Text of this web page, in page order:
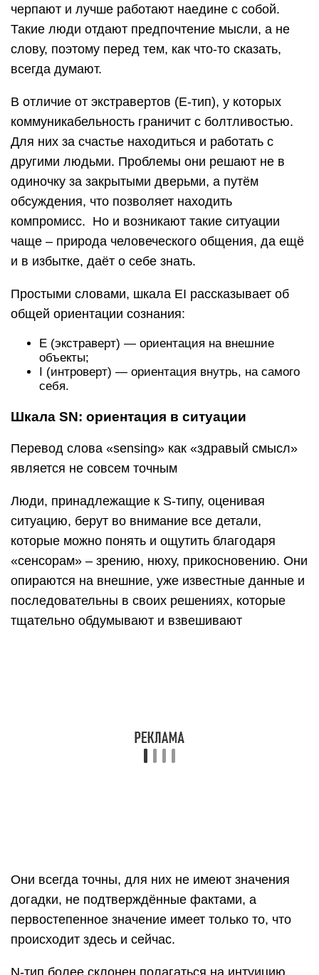
черпают и лучше работают наедине с собой.
Такие люди отдают предпочтение мысли, а не
слову, поэтому перед тем, как что-то сказать,
всегда думают.
В отличие от экстравертов (E-тип), у которых
коммуникабельность граничит с болтливостью.
Для них за счастье находиться и работать с
другими людьми. Проблемы они решают не в
одиночку за закрытыми дверьми, а путём
обсуждения, что позволяет находить
компромисс. Но и возникают такие ситуации
чаще – природа человеческого общения, да ещё
и в избытке, даёт о себе знать.
Простыми словами, шкала EI рассказывает об
общей ориентации сознания:
Е (экстраверт) — ориентация на внешние
объекты;
I (интроверт) — ориентация внутрь, на самого
себя.
Шкала SN: ориентация в ситуации
Перевод слова «sensing» как «здравый смысл»
является не совсем точным
Люди, принадлежащие к S-типу, оценивая
ситуацию, берут во внимание все детали,
которые можно понять и ощутить благодаря
«сенсорам» – зрению, нюху, прикосновению. Они
опираются на внешние, уже известные данные и
последовательны в своих решениях, которые
тщательно обдумывают и взвешивают
Они всегда точны, для них не имеют значения
догадки, не подтверждённые фактами, а
первостепенное значение имеет только то, что
происходит здесь и сейчас.